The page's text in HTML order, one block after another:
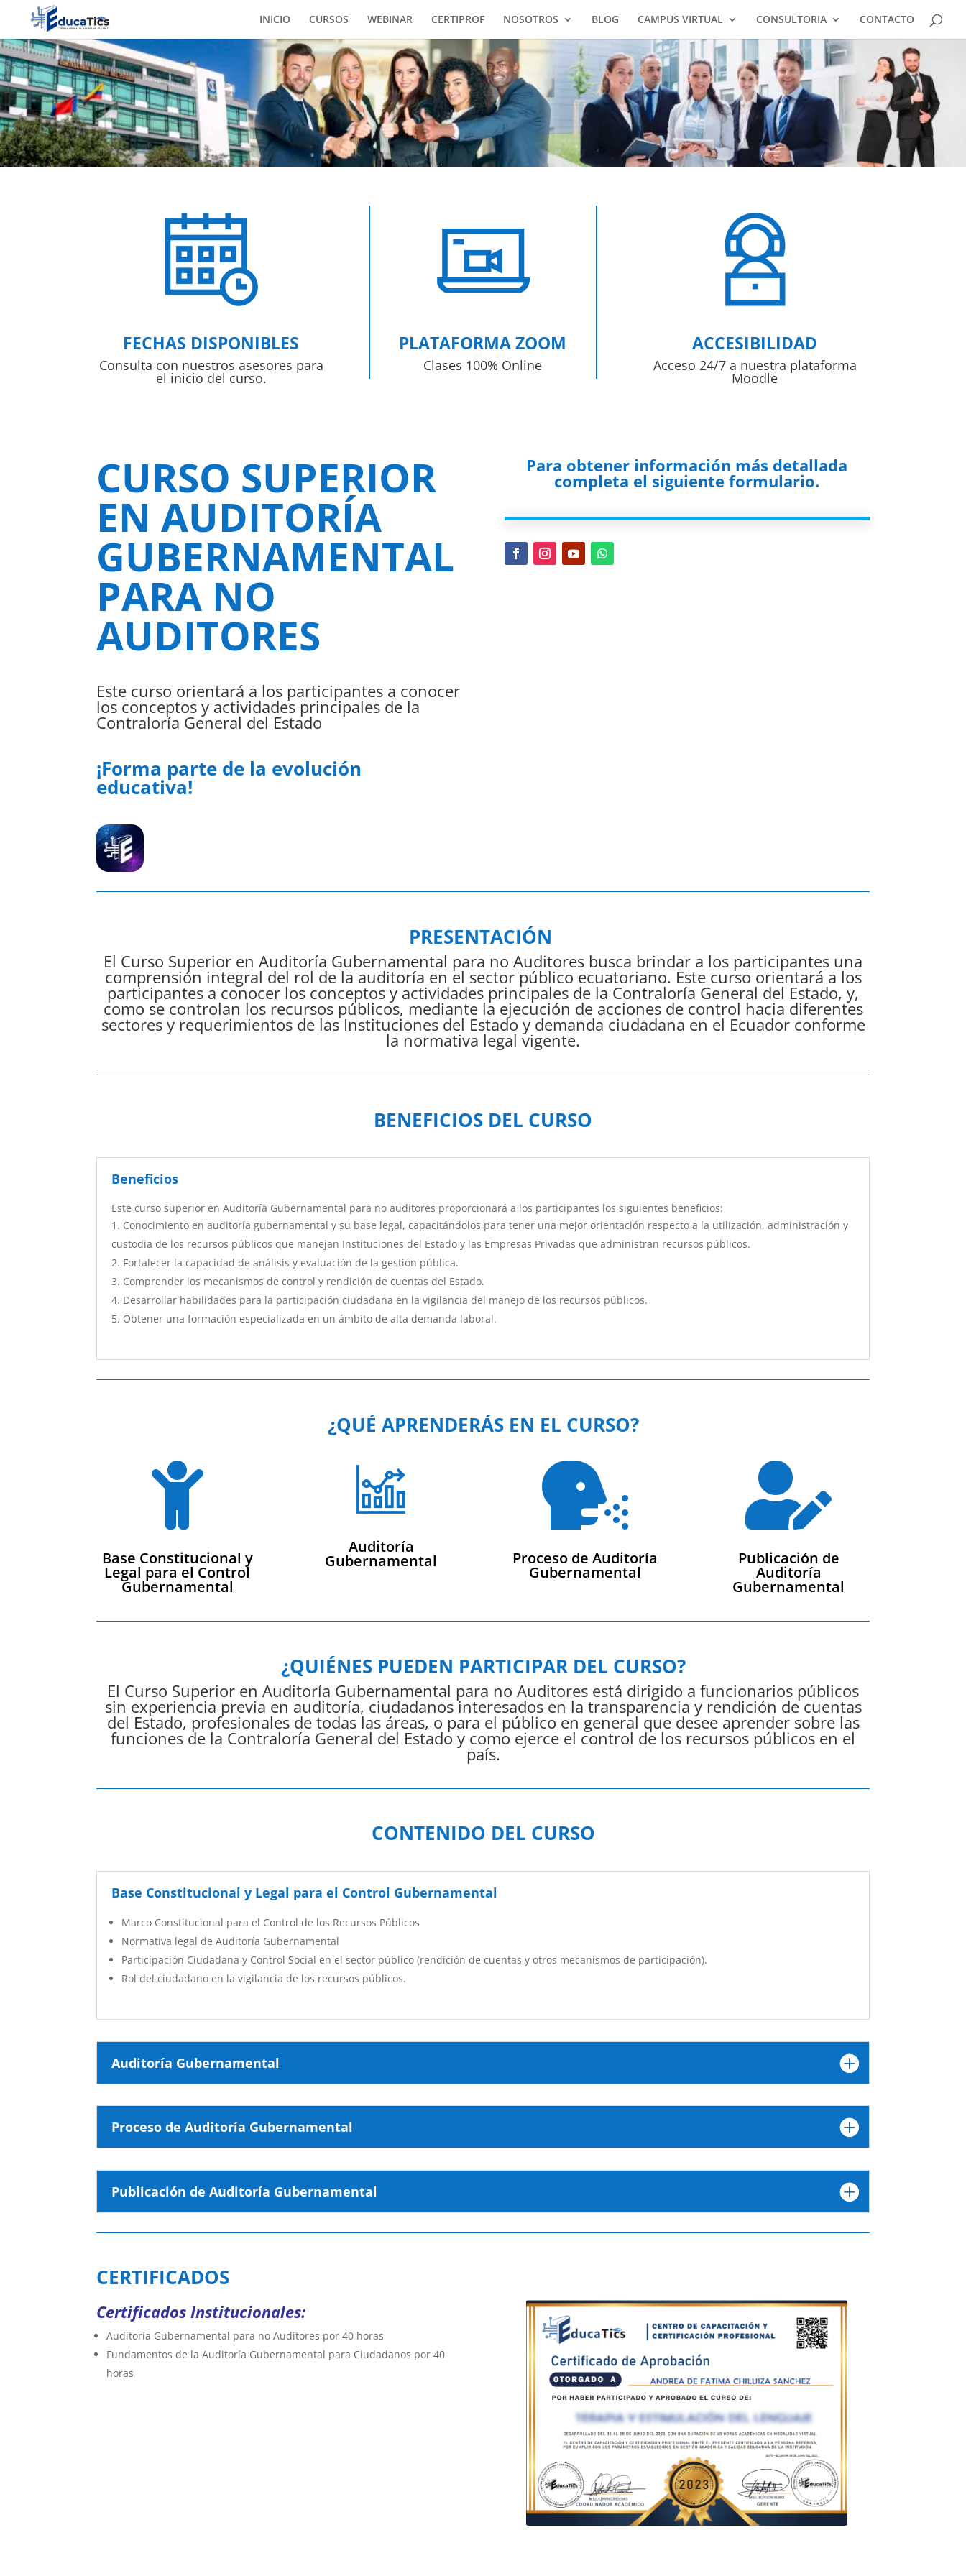
INICIO CURSOS WEBINAR CERTIPROF NOSOTROS BLOG CAMPUS VIRTUAL CONSULTORIA CONTACTO
FECHAS DISPONIBLES
Consulta con nuestros asesores para
el inicio del curso.
PLATAFORMA ZOOM
Clases 100% Online
ACCESIBILIDAD
Acceso 24/7 a nuestra plataforma
Moodle
CURSO SUPERIOR
EN AUDITORÍA
GUBERNAMENTAL
PARA NO
AUDITORES
Este curso orientará a los participantes a conocer
los conceptos y actividades principales de la
Contraloría General del Estado
¡Forma parte de la evolución
educativa!
Para obtener información más detallada
completa el siguiente formulario.
PRESENTACIÓN
El Curso Superior en Auditoría Gubernamental para no Auditores busca brindar a los participantes una
comprensión integral del rol de la auditoría en el sector público ecuatoriano. Este curso orientará a los
participantes a conocer los conceptos y actividades principales de la Contraloría General del Estado, y,
como se controlan los recursos públicos, mediante la ejecución de acciones de control hacia diferentes
sectores y requerimientos de las Instituciones del Estado y demanda ciudadana en el Ecuador conforme
la normativa legal vigente.
BENEFICIOS DEL CURSO
Beneficios
Este curso superior en Auditoría Gubernamental para no auditores proporcionará a los participantes los siguientes beneficios:
Conocimiento en auditoría gubernamental y su base legal, capacitándolos para tener una mejor orientación respecto a la utilización, administración y
custodia de los recursos públicos que manejan Instituciones del Estado y las Empresas Privadas que administran recursos públicos.
Fortalecer la capacidad de análisis y evaluación de la gestión pública.
Comprender los mecanismos de control y rendición de cuentas del Estado.
Desarrollar habilidades para la participación ciudadana en la vigilancia del manejo de los recursos públicos.
Obtener una formación especializada en un ámbito de alta demanda laboral.
¿QUÉ APRENDERÁS EN EL CURSO?

Base Constitucional y
Legal para el Control
Gubernamental
Auditoría
Gubernamental

Proceso de Auditoría
Gubernamental

Publicación de
Auditoría
Gubernamental
¿QUIÉNES PUEDEN PARTICIPAR DEL CURSO?
El Curso Superior en Auditoría Gubernamental para no Auditores está dirigido a funcionarios públicos
sin experiencia previa en auditoría, ciudadanos interesados en la transparencia y rendición de cuentas
del Estado, profesionales de todas las áreas, o para el público en general que desee aprender sobre las
funciones de la Contraloría General del Estado y como ejerce el control de los recursos públicos en el
país.
CONTENIDO DEL CURSO
Base Constitucional y Legal para el Control Gubernamental
Marco Constitucional para el Control de los Recursos Públicos
Normativa legal de Auditoría Gubernamental
Participación Ciudadana y Control Social en el sector público (rendición de cuentas y otros mecanismos de participación).
Rol del ciudadano en la vigilancia de los recursos públicos.
Auditoría Gubernamental
Proceso de Auditoría Gubernamental
Publicación de Auditoría Gubernamental
CERTIFICADOS
Certificados Institucionales:
Auditoría Gubernamental para no Auditores por 40 horas
Fundamentos de la Auditoría Gubernamental para Ciudadanos por 40
horas